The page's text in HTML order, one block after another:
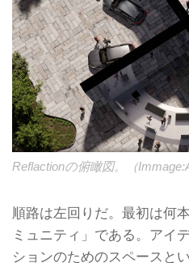
Reflactionの俯瞰図。（
順路は左回りだ。最初は何
ミュニティ」である。アイ
ションのためのスペースと